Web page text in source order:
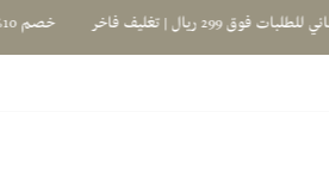
خصم 10% كود 4YOU + توصيل مجاني للطلبات فوق 299 ريال | تغليف فاخر